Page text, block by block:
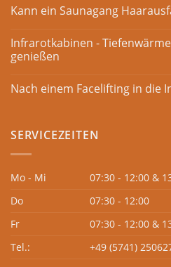
Kann ein Saunagang
Infrarotkabinen -
genießen
Nach einem Facelifting in die
SERVICEZEITEN
Mo - Mi
07:30 - 12:00 &
Do
07:30 - 12:00
Fr
07:30 - 12:00 &
Tel.:
+49 (5741)